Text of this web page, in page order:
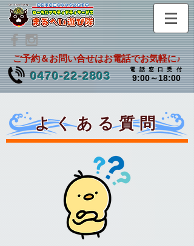
ご予約＆お問い合せはお電話でお気軽に♪
0470-22-2803 電話窓口受付
9:00～18:00
よくある質問